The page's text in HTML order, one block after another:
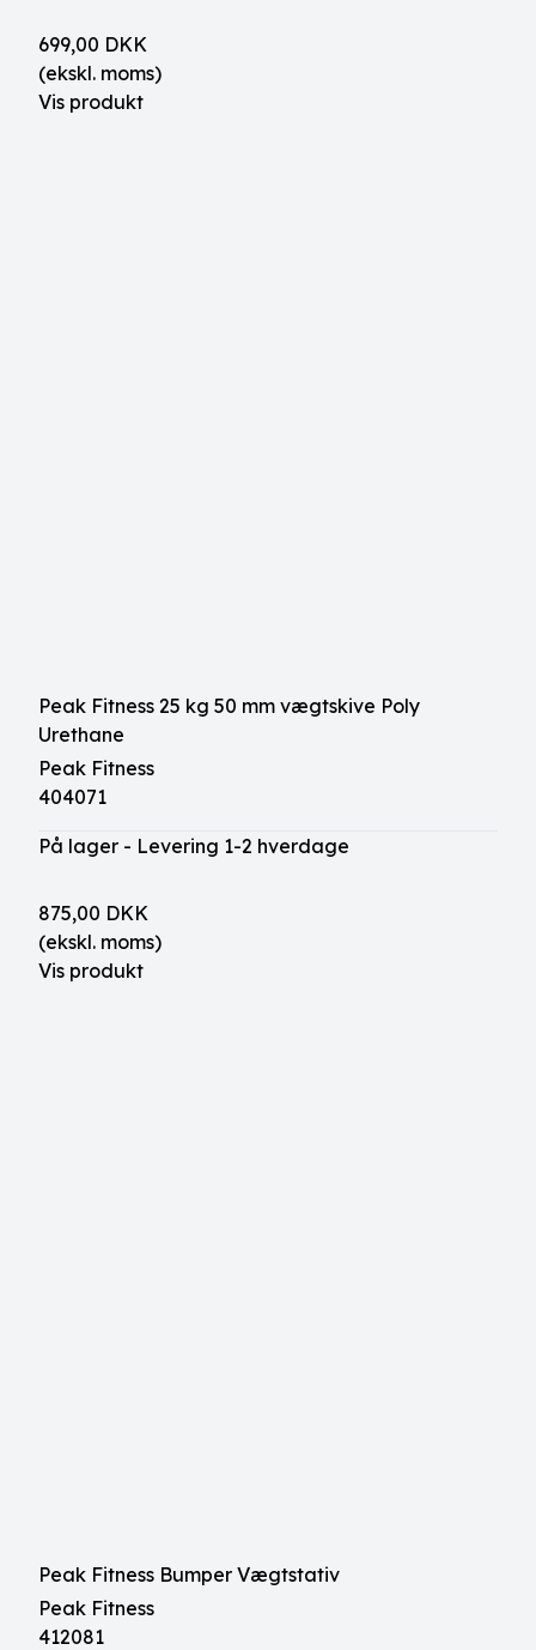
699,00 DKK
(ekskl. moms)
Vis produkt
Peak Fitness 25 kg 50 mm vægtskive Poly
Urethane
Peak Fitness
404071
På lager - Levering 1-2 hverdage
875,00 DKK
(ekskl. moms)
Vis produkt
Peak Fitness Bumper Vægtstativ
Peak Fitness
412081